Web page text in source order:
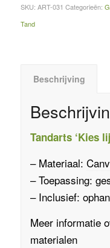
SKU: ART-031 Categorieën:
Tand
Beschrijving
Tandarts ‘Kies
– Materiaal:
– Toepassing:
– Inclusief:
Meer informatie
materialen